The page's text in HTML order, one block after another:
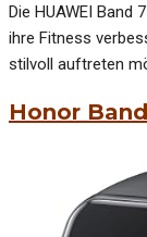
Die HUAWEI Band
ihre Fitness
stilvoll auftreten
Honor